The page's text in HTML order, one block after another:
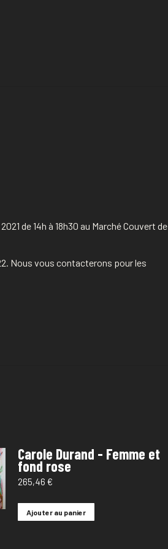
de 14h à 18h30 au Marché Couvert de
Nous vous contacterons pour les
Carole Durand - Femme et
fond rose
265,46 €
Ajouter au panier